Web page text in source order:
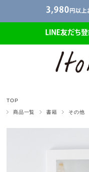
TOP
商品一覧 書籍 その他